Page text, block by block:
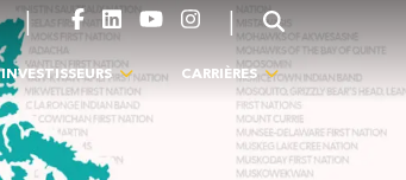
INVESTISSEURS CARRIÈRES